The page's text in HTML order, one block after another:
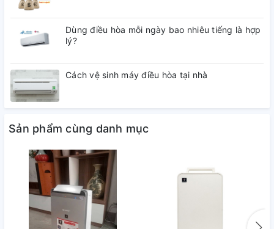
Thái Lan
Năm ra mắt:
Hãng:
Sharp
Dùng điều hòa mỗi ngày bao nhiêu tiếng là hợp
lý?
Cách vệ sinh máy điều hòa tại nhà
Sản phẩm cùng danh mục